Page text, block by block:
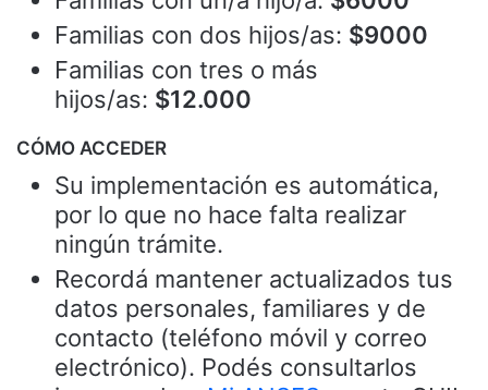
Familias con dos hijos/as: $9000
Familias con tres o más
hijos/as: $12.000
CÓMO ACCEDER
Su implementación es automática,
por lo que no hace falta realizar
ningún trámite.
Recordá mantener actualizados tus
datos personales, familiares y de
contacto (teléfono móvil y correo
electrónico). Podés consultarlos